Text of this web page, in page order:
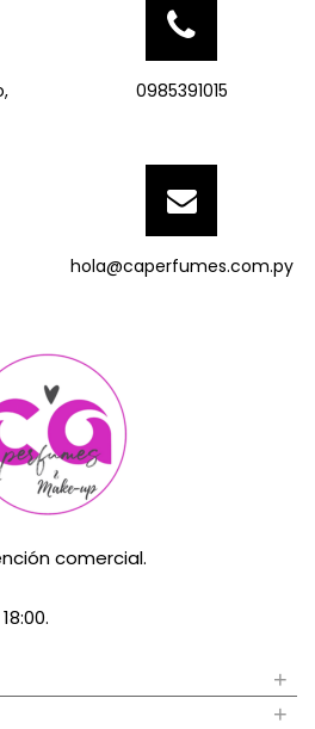
0985391015
hola@caperfumes.com.py
comercial.
+
+